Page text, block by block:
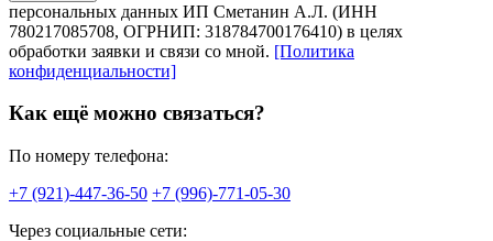
персональных данных ИП Сметанин А.Л. (ИНН
780217085708, ОГРНИП: 318784700176410) в целях
обработки заявки и связи со мной. [Политика
конфиденциальности]
Как ещё можно связаться?
По номеру телефона:
+7 (921)-447-36-50 +7 (996)-771-05-30
Через социальные сети: